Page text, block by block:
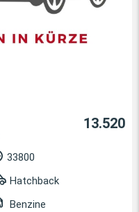
13.520
33800
Hatchback
Benzine